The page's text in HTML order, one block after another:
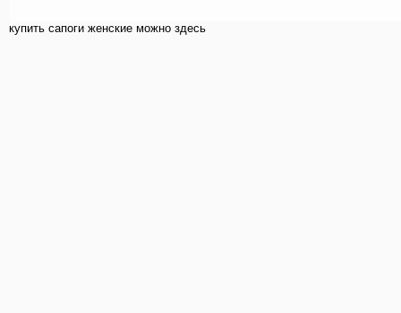
купить cапоги женские можно здесь